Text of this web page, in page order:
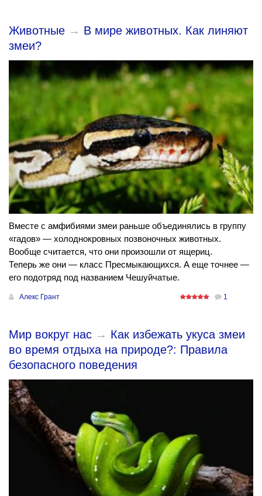
Животные → В мире животных. Как линяют
змеи?
Вместе с амфибиями змеи раньше объединялись в группу
«гадов» — холоднокровных позвоночных животных.
Вообще считается, что они произошли от ящериц.
Теперь же они — класс Пресмыкающихся. А еще точнее —
его подотряд под названием Чешуйчатые.
Алекс Грант 1
Мир вокруг нас → Как избежать укуса змеи
во время отдыха на природе?: Правила
безопасного поведения